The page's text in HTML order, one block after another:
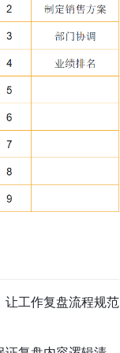
让工作复盘流程规范